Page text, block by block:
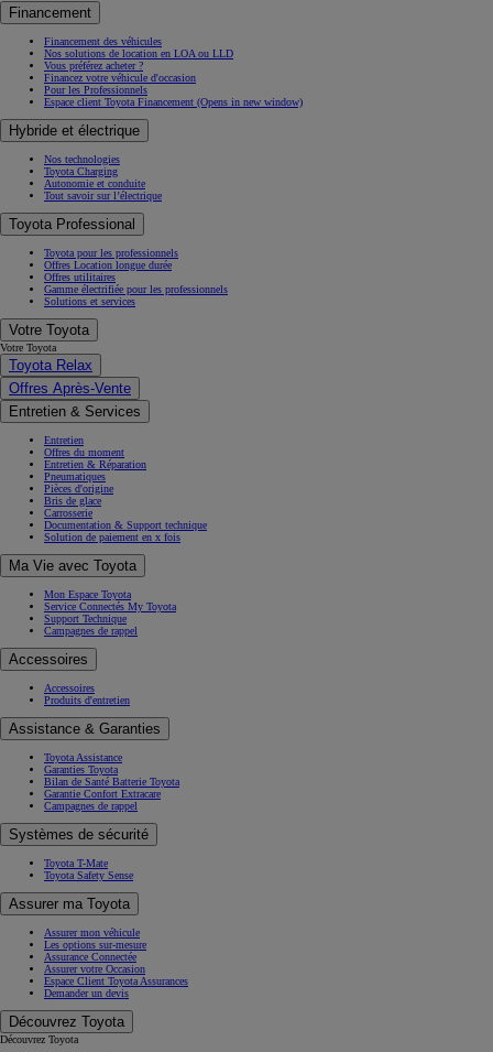
Financement
Financement des véhicules
Nos solutions de location en LOA ou LLD
Vous préférez acheter ?
Financez votre véhicule d'occasion
Pour les Professionnels
Espace client Toyota Financement (Opens in new window)
Hybride et électrique
Nos technologies
Toyota Charging
Autonomie et conduite
Tout savoir sur l’électrique
Toyota Professional
Toyota pour les professionnels
Offres Location longue durée
Offres utilitaires
Gamme électrifiée pour les professionnels
Solutions et services
Votre Toyota
Votre Toyota
Toyota Relax
Offres Après-Vente
Entretien & Services
Entretien
Offres du moment
Entretien & Réparation
Pneumatiques
Pièces d'origine
Bris de glace
Carrosserie
Documentation & Support technique
Solution de paiement en x fois
Ma Vie avec Toyota
Mon Espace Toyota
Service Connectés My Toyota
Support Technique
Campagnes de rappel
Accessoires
Accessoires
Produits d'entretien
Assistance & Garanties
Toyota Assistance
Garanties Toyota
Bilan de Santé Batterie Toyota
Garantie Confort Extracare
Campagnes de rappel
Systèmes de sécurité
Toyota T-Mate
Toyota Safety Sense
Assurer ma Toyota
Assurer mon véhicule
Les options sur-mesure
Assurance Connectée
Assurer votre Occasion
Espace Client Toyota Assurances
Demander un devis
Découvrez Toyota
Découvrez Toyota